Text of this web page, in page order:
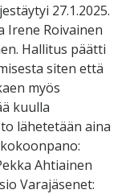
27.1.2025.
Irene Roivainen
Hallitus päätti
siten että
myös
kuulla
lähetetään aina
Ahtiainen
Varajäsenet: